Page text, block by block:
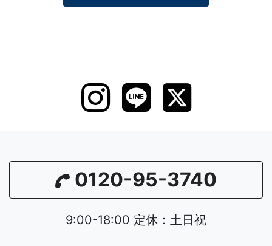
0120-95-3740
9:00-18:00 定休：土日祝